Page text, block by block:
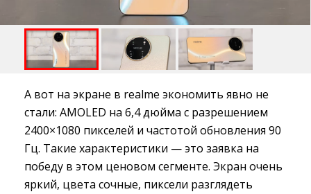
А вот на экране в realme экономить явно не
стали: AMOLED на 6,4 дюйма с разрешением
2400×1080 пикселей и частотой обновления 90
Гц. Такие характеристики — это заявка на
победу в этом ценовом сегменте. Экран очень
яркий, цвета сочные, пиксели разглядеть